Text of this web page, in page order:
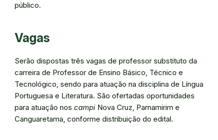
público.
Vagas
Serão dispostas três vagas de professor substituto da
carreira de Professor de Ensino Básico, Técnico e
Tecnológico, sendo para atuação na disciplina de Língua
Portuguesa e Literatura. São ofertadas oportunidades
para atuação nos campi Nova Cruz, Parnamirim e
Canguaretama, conforme distribuição do edital.